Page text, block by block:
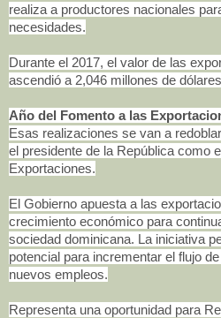
realiza a productores nacionales
necesidades.
Durante el 2017, el valor de las
ascendió a 2,046 millones de
Año del Fomento a las
Esas realizaciones se van a
el presidente de la República como
Exportaciones.
El Gobierno apuesta a las
crecimiento económico para
sociedad dominicana. La iniciativa
potencial para incrementar el flujo
nuevos empleos.
Representa una oportunidad para